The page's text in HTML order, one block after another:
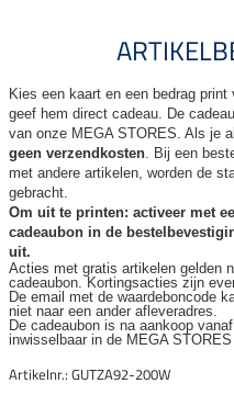
Kies een kaart en een bedrag
geef hem direct cadeau. De
van onze MEGA STORES. Als je
geen verzendkosten. Bij een
met andere artikelen, worden de
gebracht.
Om uit te printen: activeer met
cadeaubon in de
uit.
Acties met gratis artikelen gelden
cadeaubon. Kortingsacties zijn
De email met de waardeboncode
niet naar een ander afleveradres.
De cadeaubon is na aankoop
inwisselbaar in de MEGA
Artikelnr.: GUTZA92-200W